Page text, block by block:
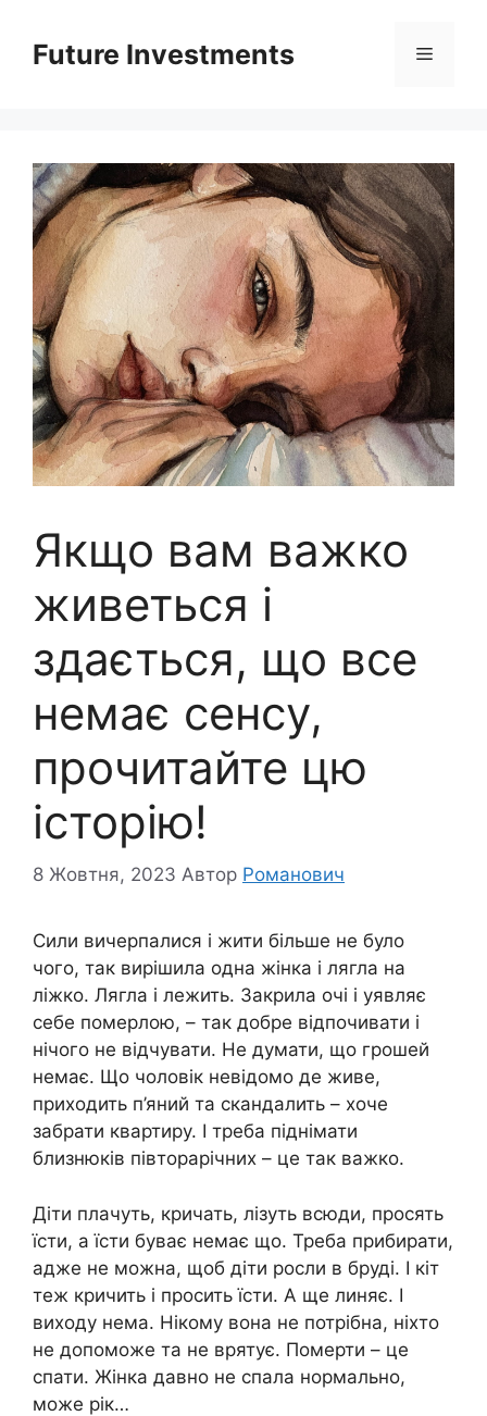
вмістуFuture Investments Меню
Якщо вам важко
живеться і
здається, що все
немає сенсу,
прочитайте цю
історію!
8 Жовтня, 2023 Автор Романович
Сили вичерпалися і жити більше не було
чого, так вирішила одна жінка і лягла на
ліжко. Лягла і лежить. Закрила очі і уявляє
себе померлою, – так добре відпочивати і
нічого не відчувати. Не думати, що грошей
немає. Що чоловік невідомо де живе,
приходить п’яний та скандалить – хоче
забрати квартиру. І треба піднімати
близнюків півторарічних – це так важко.
Діти плачуть, кричать, лізуть всюди, просять
їсти, а їсти буває немає що. Треба прибирати,
адже не можна, щоб діти росли в бруді. І кіт
теж кричить і просить їсти. А ще линяє. І
виходу нема. Нікому вона не потрібна, ніхто
не допоможе та не врятує. Померти – це
спати. Жінка давно не спала нормально,
може рік…